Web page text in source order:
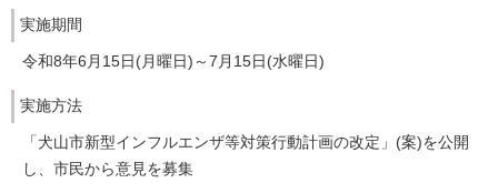
実施期間
令和8年6月15日(月曜日)～7月15日(水曜日)
実施方法
「犬山市新型インフルエンザ等対策行動計画の改定」(案)を公開
し、市民から意見を募集